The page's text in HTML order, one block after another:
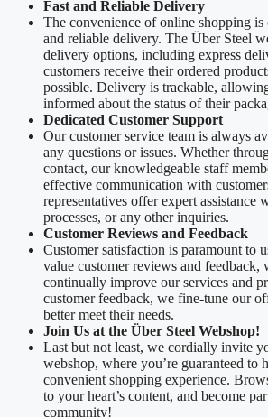
Fast and Reliable Delivery
The convenience of online shopping is
and reliable delivery. The Über Steel
delivery options, including express
customers receive their ordered
possible. Delivery is trackable,
informed about the status of their
Dedicated Customer Support
Our customer service team is always
any questions or issues. Whether
contact, our knowledgeable staff
effective communication with
representatives offer expert assistance
processes, or any other inquiries.
Customer Reviews and Feedback
Customer satisfaction is paramount to
value customer reviews and feedback,
continually improve our services and
customer feedback, we fine-tune our
better meet their needs.
Join Us at the Über Steel Webshop!
Last but not least, we cordially invite
webshop, where you’re guaranteed to
convenient shopping experience.
to your heart’s content, and become
community!